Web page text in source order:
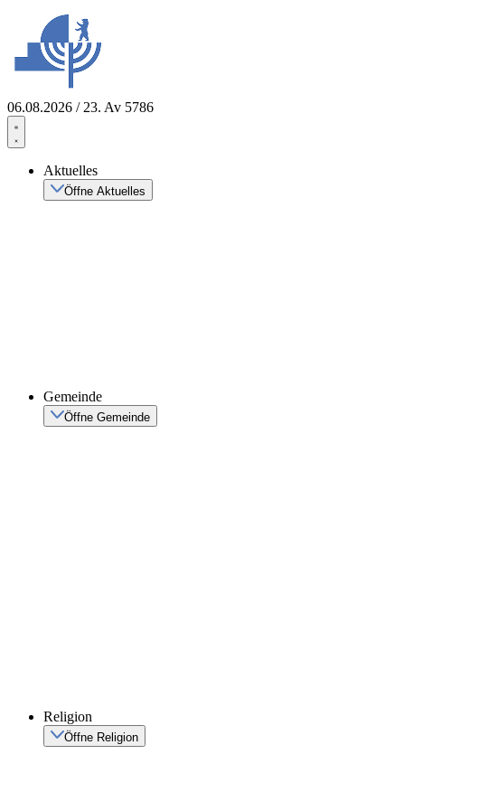
springen
06.08.2026 / 23. Av 5786
Aktuelles
Öffne Aktuelles
Gemeinde
Öffne Gemeinde
Religion
Öffne Religion